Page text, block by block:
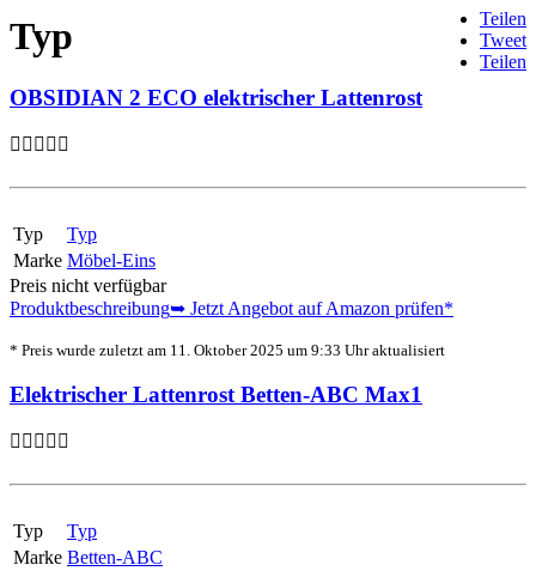
Teilen
Tweet
Teilen
Typ
OBSIDIAN 2 ECO elektrischer Lattenrost
Typ
Typ
Marke Möbel-Eins
Preis nicht verfügbar
Produktbeschreibung➥ Jetzt Angebot auf Amazon prüfen*
* Preis wurde zuletzt am 11. Oktober 2025 um 9:33 Uhr aktualisiert
Elektrischer Lattenrost Betten-ABC Max1
Typ
Typ
Marke Betten-ABC